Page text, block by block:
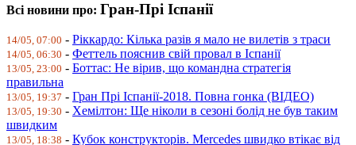
Всі новини про: Гран-Прі Іспанії
14/05, 07:00 - Ріккардо: Кілька разів я мало не вилетів з траси
14/05, 06:30 - Феттель пояснив свій провал в Іспанії
13/05, 23:00 - Боттас: Не вірив, що командна стратегія
правильна
13/05, 19:37 - Гран Прі Іспанії-2018. Повна гонка (ВІДЕО)
13/05, 19:30 - Хемілтон: Ще ніколи в сезоні болід не був таким
швидким
13/05, 18:38 - Кубок конструкторів. Mercedes швидко втікає від